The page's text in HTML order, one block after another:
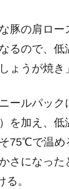
豚の肩ロー
るので、低
ょうが焼き
ールパック
を加え、低
75℃で温め
さになった
。